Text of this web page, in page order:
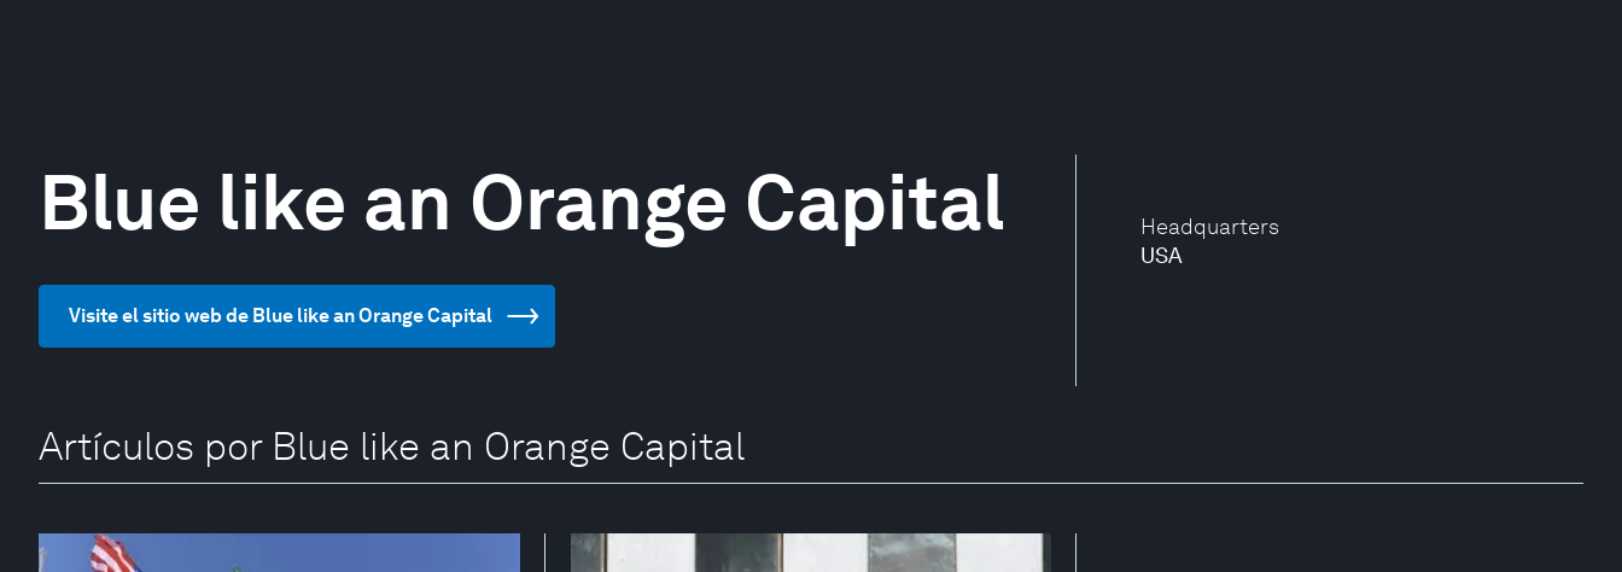
Headquarters
USA
Blue like an Orange Capital
Visite el sitio web de Blue like an Orange Capital
Artículos por Blue like an Orange Capital